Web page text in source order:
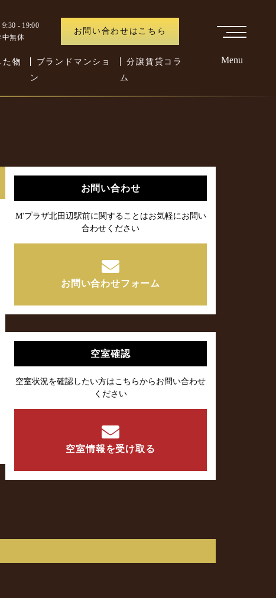
- 19:00
中無休
お問い合わせはこちら
た物
ブランドマンショ
ン
分譲賃貸コラ
ム
Menu
お問い合わせ
M'プラザ北田辺駅前に関することはお気軽にお問い
合わせください
お問い合わせフォーム
空室確認
空室状況を確認したい方はこちらからお問い合わせ
ください
空室情報を受け取る